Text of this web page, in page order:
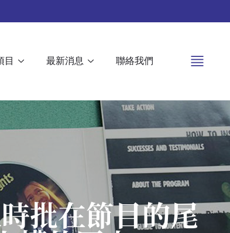
目 最新消息 聯絡我們
批在節目的尾